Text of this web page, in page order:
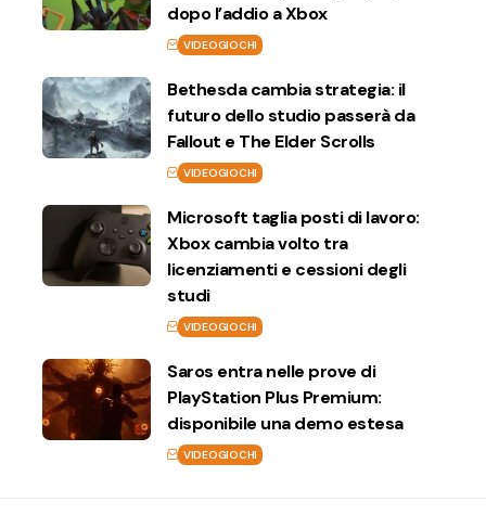
dopo l’addio a Xbox
VIDEOGIOCHI
Bethesda cambia strategia: il
futuro dello studio passerà da
Fallout e The Elder Scrolls
VIDEOGIOCHI
Microsoft taglia posti di lavoro:
Xbox cambia volto tra
licenziamenti e cessioni degli
studi
VIDEOGIOCHI
Saros entra nelle prove di
PlayStation Plus Premium:
disponibile una demo estesa
VIDEOGIOCHI